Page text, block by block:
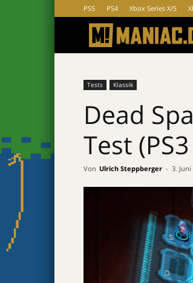
PS5 PS4 Xbox Series X/S
Tests Klassik
Dead
Test
Von Ulrich Steppberger - 3. Juni